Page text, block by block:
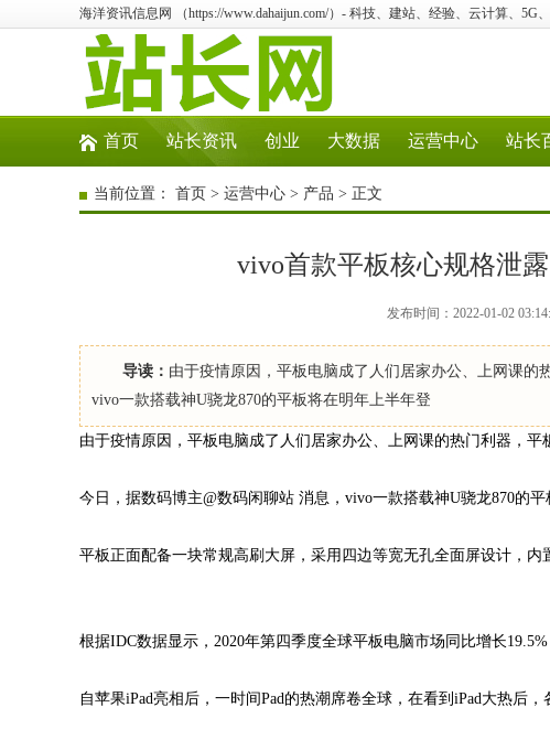
海洋资讯信息网 （https://www.dahaijun.com/）- 科技、建站、经验、云计算、5G
首页 站长资讯 创业 大数据 运营中心 站长
当前位置： 首页 > 运营中心 > 产品 > 正文
vivo首款平板核心规格泄
发布时间：2022-01-02
导读： 由于疫情原因，平板电脑成了人们居家办公、上网课的
vivo一款搭载神U骁龙870的平板将在明年上半年登
由于疫情原因，平板电脑成了人们居家办公、上网课的热门利器，平
今日，据数码博主@数码闲聊站 消息，vivo一款搭载神U骁龙870的平
平板正面配备一块常规高刷大屏，采用四边等宽无孔全面屏设计，内
根据IDC数据显示，2020年第四季度全球平板电脑市场同比增长
自苹果iPad亮相后，一时间Pad的热潮席卷全球，在看到iPad大热后